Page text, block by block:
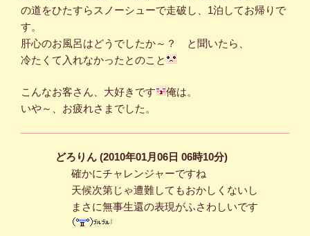
の道をひたすらスノーシューで走破し、1泊してお帰りで
す。
肝心のお風呂はどうでしたか～？ と聞いたら、
冷たくて入れなかったとのこと
こんなお客さん、大好きです
俺は。
いや～、お疲れさまでした。
どろりん (2010年01月06日 06時10分)
確かにチャレンジャーですね
天候次第じゃ遭難してもおかしくないし
まさに無事生還の表現がふさわしいです